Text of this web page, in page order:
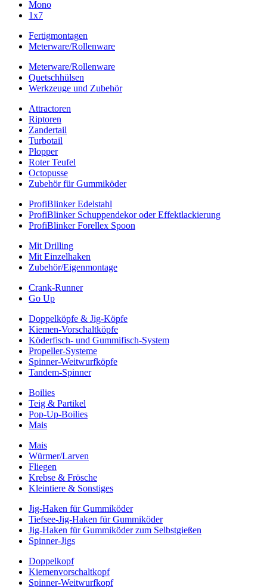
Mono
1x7
Fertigmontagen
Meterware/Rollenware
Meterware/Rollenware
Quetschhülsen
Werkzeuge und Zubehör
Attractoren
Riptoren
Zandertail
Turbotail
Plopper
Roter Teufel
Octopusse
Zubehör für Gummiköder
ProfiBlinker Edelstahl
ProfiBlinker Schuppendekor oder Effektlackierung
ProfiBlinker Forellex Spoon
Mit Drilling
Mit Einzelhaken
Zubehör/Eigenmontage
Crank-Runner
Go Up
Doppelköpfe & Jig-Köpfe
Kiemen-Vorschaltköpfe
Köderfisch- und Gummifisch-System
Propeller-Systeme
Spinner-Weitwurfköpfe
Tandem-Spinner
Boilies
Teig & Partikel
Pop-Up-Boilies
Mais
Mais
Würmer/Larven
Fliegen
Krebse & Frösche
Kleintiere & Sonstiges
Jig-Haken für Gummiköder
Tiefsee-Jig-Haken für Gummiköder
Jig-Haken für Gummiköder zum Selbstgießen
Spinner-Jigs
Doppelkopf
Kiemenvorschaltkopf
Spinner-Weitwurfkopf